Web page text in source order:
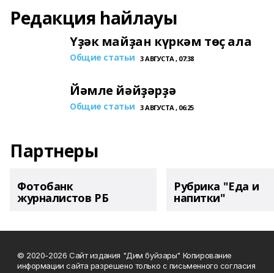
Редакция һайлауы
Үҙәк майҙан күркәм төҫ ала
Общие статьи 3 АВГУСТА , 07:38
Йәмле йәйҙәрҙә
Общие статьи 3 АВГУСТА , 06:25
Партнеры
Фотобанк
журналистов РБ
Рубрика "Еда и
напитки"
© 2020-2026 Сайт издания "Дим буйзары" Копирование
информации сайта разрешено только с письменного согласия